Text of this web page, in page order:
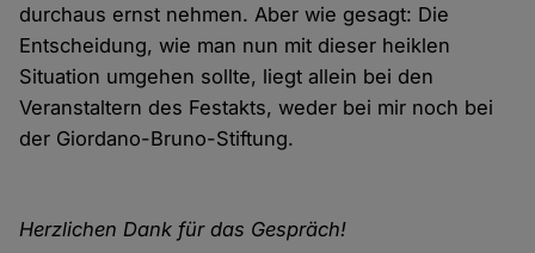
durchaus ernst nehmen. Aber wie gesagt: Die
Entscheidung, wie man nun mit dieser heiklen
Situation umgehen sollte, liegt allein bei den
Veranstaltern des Festakts, weder bei mir noch bei
der Giordano-Bruno-Stiftung.
Herzlichen Dank für das Gespräch!